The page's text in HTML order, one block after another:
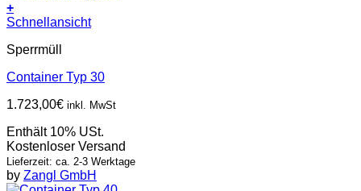
+
Schnellansicht
Sperrmüll
Container Typ 30
1.723,00€ inkl. MwSt
Enthält 10% USt.
Kostenloser Versand
Lieferzeit: ca. 2-3 Werktage
by Zangl GmbH